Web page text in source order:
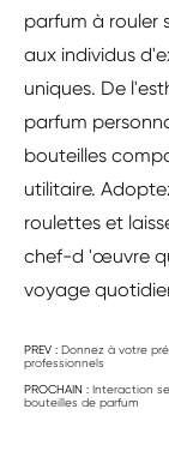
parfum à rouler
aux individus
uniques. De
parfum
bouteilles
utilitaire.
roulettes et
chef-d 'œuvre
voyage
PREV : Donnez à votre
professionnels
PROCHAIN : Interaction
bouteilles de parfum